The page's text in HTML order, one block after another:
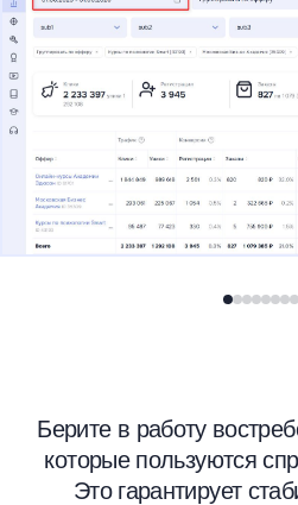
Берите в работу
которые пользуются
Это гарантирует